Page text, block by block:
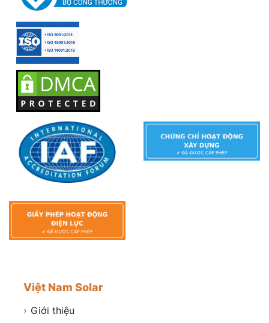
Việt Nam Solar
› Giới thiệu